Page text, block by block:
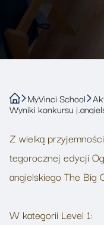
MyVinci School
Wyniki konkursu
Z wielką
tegorocznej edycji
angielskiego The Big
W kategorii Level 1: